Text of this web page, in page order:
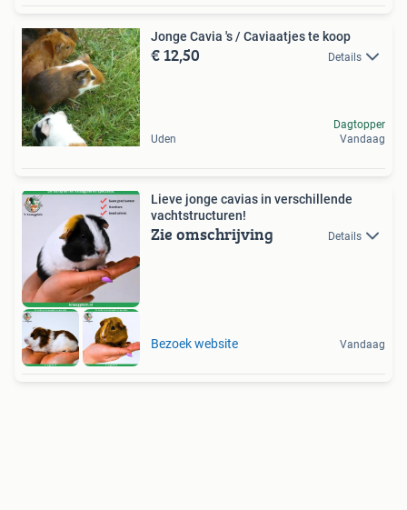
Jonge Cavia 's / Caviaatjes te koop
€ 12,50 Details
Uden
Dagtopper
Vandaag
Lieve jonge cavias in verschillende
vachtstructuren!
Zie omschrijving Details
Bezoek website Vandaag